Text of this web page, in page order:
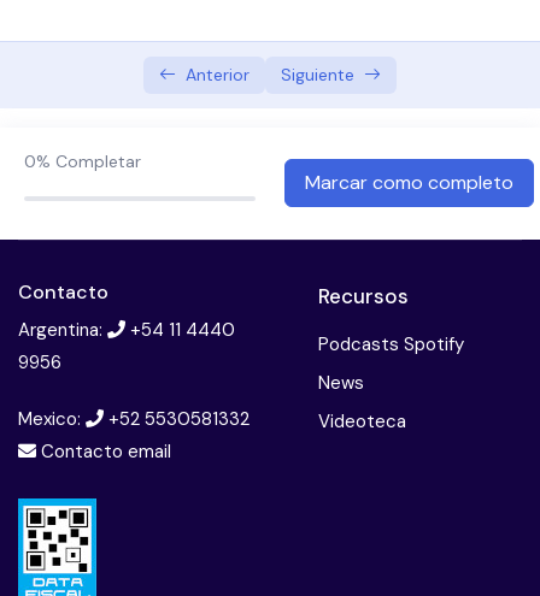
Consumo problematico de sustancias: Adiccion a
la cocaina
Esquizofrenia. diagnostico y tratamiento
Introduccion a la neuropsicologia
Licencias psiquiatricas
Mala praxis en psicoterapia
Anterior Siguiente
0% Completar
Marcar como completo
Contacto
Argentina:
+54 11 4440
9956
Mexico:
+52 5530581332
Contacto email
Recursos
Podcasts Spotify
News
Videoteca